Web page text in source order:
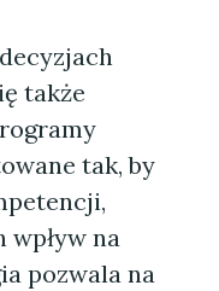
także
tak, by
na
pozwala na